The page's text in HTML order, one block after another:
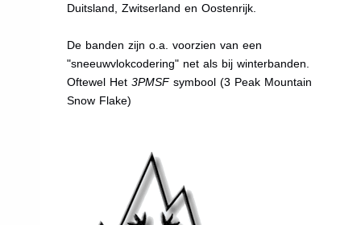
Duitsland, Zwitserland en Oostenrijk.
De banden zijn o.a. voorzien van een
"sneeuwvlokcodering" net als bij winterbanden.
Oftewel Het3PMSFsymbool (3 Peak Mountain
Snow Flake)